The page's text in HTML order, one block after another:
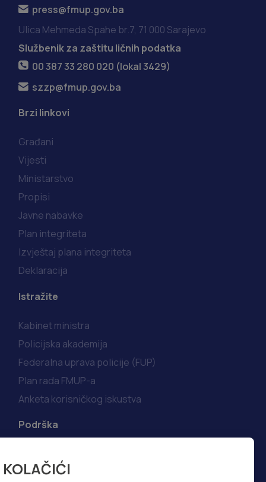
KOLAČIĆI
press@fmup.gov.ba
Ulica Mehmeda Spahe br.7, 71 000 Sarajevo
Službenik za zaštitu ličnih podatka
00 387 33 280 020 (lokal 3429)
szzp@fmup.gov.ba
Brzi linkovi
Građani
Vijesti
Ministarstvo
Propisi
Javne nabavke
Plan integriteta
Izvještaj plana integriteta
Deklaracija
Istražite
Kabinet ministra
Policijska akademija
Federalna uprava policije (FUP)
Plan rada FMUP-a
Anketa korisničkog iskustva
Podrška
Kako do informacija